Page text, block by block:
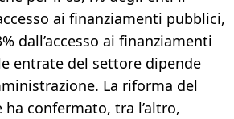
ai finanziamenti pubblici,
dall’accesso ai finanziamenti
entrate del settore dipende
La riforma del
ha confermato, tra l’altro,